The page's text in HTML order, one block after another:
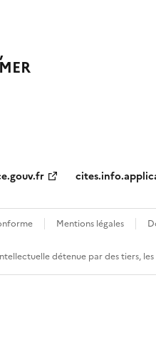
Mentions légales
détenue par des tiers,